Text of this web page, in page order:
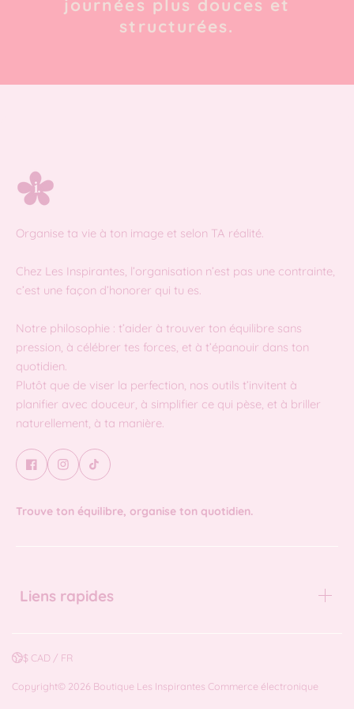
journées plus douces et
structurées.
Organise ta vie à ton image et selon TA réalité.
Chez Les Inspirantes, l’organisation n’est pas une contrainte,
c’est une façon d’honorer qui tu es.
Notre philosophie : t’aider à trouver ton équilibre sans
pression, à célébrer tes forces, et à t’épanouir dans ton
quotidien.
Plutôt que de viser la perfection, nos outils t’invitent à
planifier avec douceur, à simplifier ce qui pèse, et à briller
naturellement, à ta manière.
Trouve ton équilibre, organise ton quotidien.
Liens rapides
$ CAD / FR
Copyright© 2026 Boutique Les Inspirantes Commerce électronique